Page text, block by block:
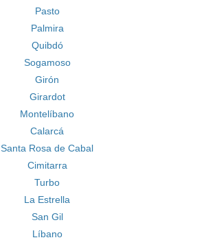
Pasto
Palmira
Quibdó
Sogamoso
Girón
Girardot
Montelíbano
Calarcá
Santa Rosa de Cabal
Cimitarra
Turbo
La Estrella
San Gil
Líbano